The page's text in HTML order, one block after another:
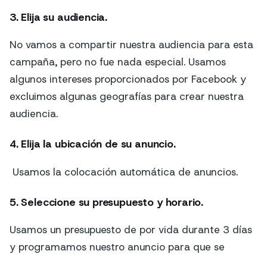
3. Elija su audiencia.
No vamos a compartir nuestra audiencia para esta
campaña, pero no fue nada especial. Usamos
algunos intereses proporcionados por Facebook y
excluimos algunas geografías para crear nuestra
audiencia.
4. Elija la ubicación de su anuncio.
Usamos la colocación automática de anuncios.
5. Seleccione su presupuesto y horario.
Usamos un presupuesto de por vida durante 3 días
y programamos nuestro anuncio para que se